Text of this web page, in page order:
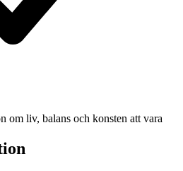
om liv, balans och konsten att vara